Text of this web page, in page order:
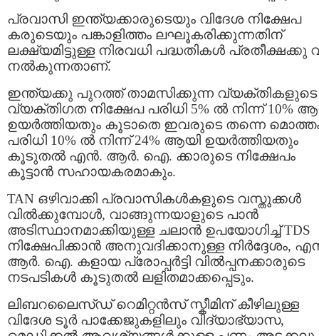
പ്രവാസി ഇന്ത്യക്കാരുടെയും വിദേശ നിക്ഷേപ
കരുടെയും പങ്കാളിത്തം ലഘൂകരിക്കുന്നതിന്
ലക്ഷ്യമിട്ടുള്ള നിരവധി പദ്ധതികൾ പ്രതീക്ഷക്കു
നൽകുന്നതാണ്.
ഇന്ത്യക്കു പുറത്ത് താമസിക്കുന്ന വ്യക്തികളുടെ
വ്യക്തിഗത നിക്ഷേപ പരിധി 5% ൽ നിന്ന് 10%
ഉയർത്തിയതും കൂടാതെ ഇവരുടെ തന്നെ
പരിധി 10% ൽ നിന്ന് 24% ആയി ഉയർത്തിയതും
കൂടുതൽ എൻ. ആർ. ഐ. ക്കാരുടെ നിക്ഷേപം
കൂട്ടാൻ സഹായകരമാകും.
TAN ഒഴിവാക്കി പ്രവാസികൾകളുടെ വസ്തുക്കൾ
വിൽക്കുമ്പോൾ, വാങ്ങുന്നയാളുടെ പാൻ
അടിസ്ഥാനമാക്കിയുള്ള ചലാൻ ഉപയോഗിച്ച് TDS
നിക്ഷേപിക്കാൻ അനുവദിക്കാനുള്ള നിർദ്ദേശം,
ആർ‌. ഐ. കളായ പ്രോപ്പർട്ടി വിൽപ്പനക്കാരുടെ
നടപടികൾ കൂടുതൽ ലളിതമാക്കപ്പെടും.
ലിബറലൈസ്ഡ് റെമിറ്റൻസ് സ്കീമിന് കീഴിലുള്ള
വിദേശ ടൂർ പാക്കേജുകളിലും വിദ്യാഭ്യാസ,